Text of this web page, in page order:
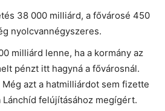
38 000 milliárd, a fővárosé 450
nyolcvannégyszeres.
milliárd lenne, ha a kormány az
pénzt itt hagyná a fővárosnál.
Még azt a hatmilliárdot sem fizette
Lánchíd felújításához megígért.